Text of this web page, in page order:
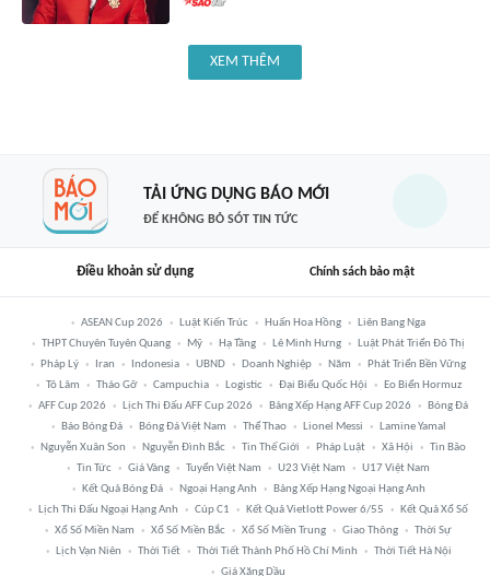
XEM THÊM
TẢI ỨNG DỤNG BÁO MỚI
ĐỂ KHÔNG BỎ SÓT TIN TỨC
Điều khoản sử dụng Chính sách bảo mật
ASEAN Cup 2026 Luật Kiến Trúc Huấn Hoa Hồng
Liên Bang Nga
THPT Chuyên Tuyên Quang
Mỹ Hạ Tầng Lê Minh Hưng
Luật Phát Triển Đô Thị
Pháp Lý
Iran Indonesia UBND Doanh Nghiệp Năm
Phát Triển Bền Vững
Tô Lâm
Tháo Gỡ Campuchia Logistic Đại Biểu Quốc Hội
Eo Biển Hormuz
AFF Cup 2026
Lịch Thi Đấu AFF Cup 2026 Bảng Xếp Hạng AFF Cup 2026
Bóng Đá
Báo Bóng Đá
Bóng Đá Việt Nam Thể Thao Lionel Messi
Lamine Yamal
Nguyễn Xuân Son
Nguyễn Đình Bắc Tin Thế Giới Pháp Luật Xã Hội
Tin Bão
Tin Tức
Giá Vàng Tuyển Việt Nam U23 Việt Nam
U17 Việt Nam
Kết Quả Bóng Đá
Ngoại Hạng Anh
Bảng Xếp Hạng Ngoại Hạng Anh
Lịch Thi Đấu Ngoại Hạng Anh
Cúp C1 Kết Quả Vietlott Power 6/55
Kết Quả Xổ Số
Xổ Số Miền Nam
Xổ Số Miền Bắc Xổ Số Miền Trung Giao Thông
Thời Sự
Lịch Vạn Niên
Thời Tiết Thời Tiết Thành Phố Hồ Chí Minh
Thời Tiết Hà Nội
Giá Xăng Dầu